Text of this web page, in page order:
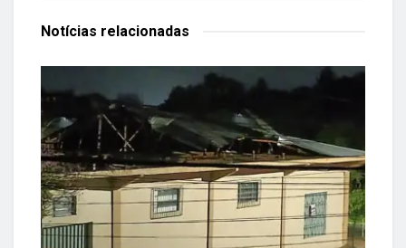
Notícias relacionadas